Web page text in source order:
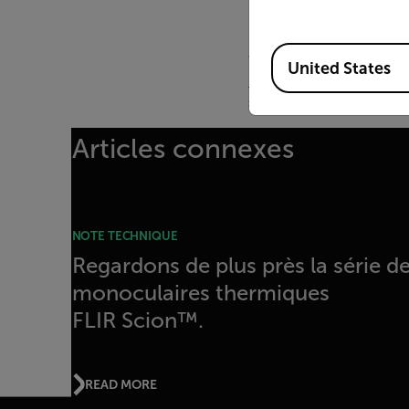
we count on. Designed
Breach PTQ136
seeing in total darkness.
Articles connexes
NOTE TECHNIQUE
Regardons de plus près la série
monoculaires thermiques
FLIR Scion™.
READ MORE
Available Locations
United States